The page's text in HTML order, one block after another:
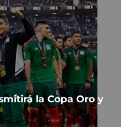
la Copa Oro y